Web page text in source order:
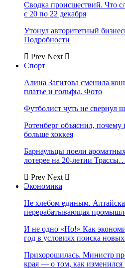
Сводка происшествий. Что
с 20 по 22 декабря
Утонул авторитетный
Подробности
Prev Next
Спорт
Алина Загитова сменила
платье и гольфы. Фото
Футболист чуть не свернул
Ротенберг объяснил,
больше хоккея
Барнаульцы поели
лотерее на 20-летии
Prev Next
Экономика
Не хлебом единым.
перерабатывающая
И не одно «Но!» Как
год в условиях поиска
Прихорошилась. Министр
края — о том, как